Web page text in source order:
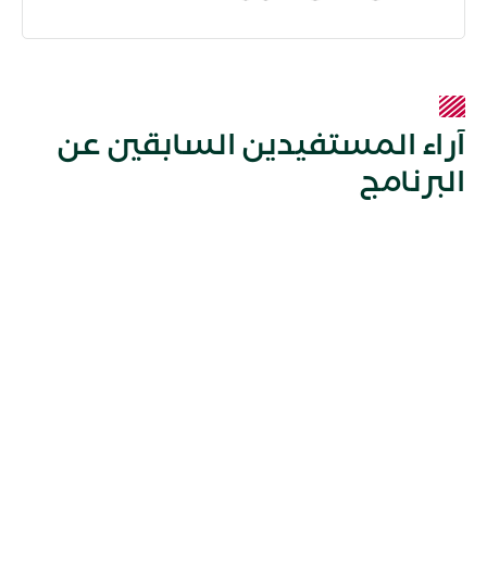
آراء المستفيدين السابقين عن
البرنامج